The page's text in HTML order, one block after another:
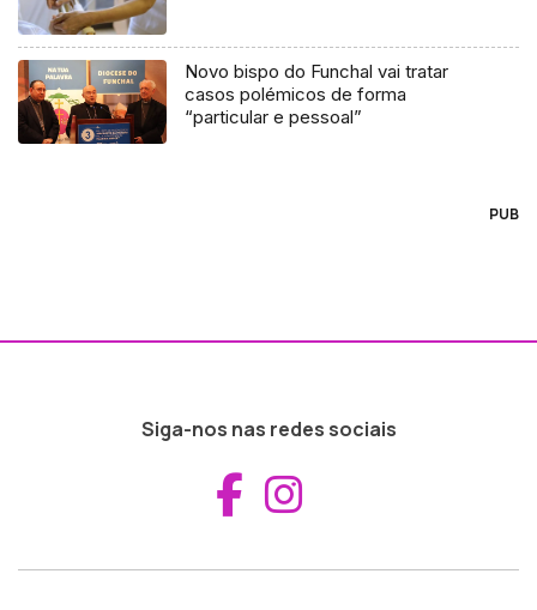
Novo bispo do Funchal vai tratar
casos polémicos de forma
“particular e pessoal”
PUB
Siga-nos nas redes sociais
Aceder ao